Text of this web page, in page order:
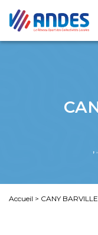
,
Accueil > CANY BARVILLE